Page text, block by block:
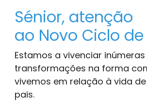
Sénior, atenção
ao Novo Ciclo
Estamos a vivenciar inúmeras
transformações na forma
vivemos em relação à vida
pais.